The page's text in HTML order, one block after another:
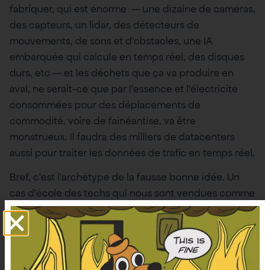
fabriquer, qui est énorme — une dizaine de caméras,
des capteurs, un lidar, des détecteurs de
mouvements, de sons et d’obstacles, une IA
embarquée qui calcule en temps réel, des disques
durs, etc — et les déchets que ça va produire en
aval, ne serait-ce que par l’essence et l’électricité
consommées pour des déplacements de
commodité, voire de fainéantise, va être
monstrueux. Il faudra des milliers de datacenters
aussi pour traiter les données de trafic en temps réel.
Bref, c’est l’archétype de la fausse bonne idée. Un
cas d’école des techs qui nous sont vendues comme
un « progrès » alors qu’elles vont avilir nos corps,
dégrader nos ressources naturelles, augmenter la
pollution atmosphérique et minière, et produire du
déchet non-recyclable.